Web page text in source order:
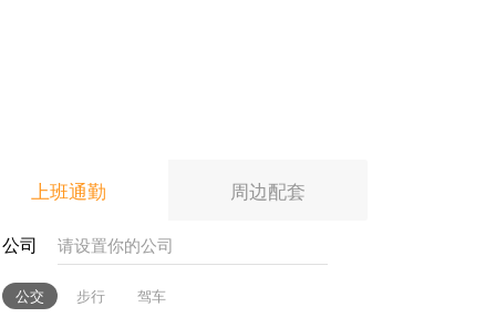
上班通勤 周边配套
公司
公交 步行 驾车